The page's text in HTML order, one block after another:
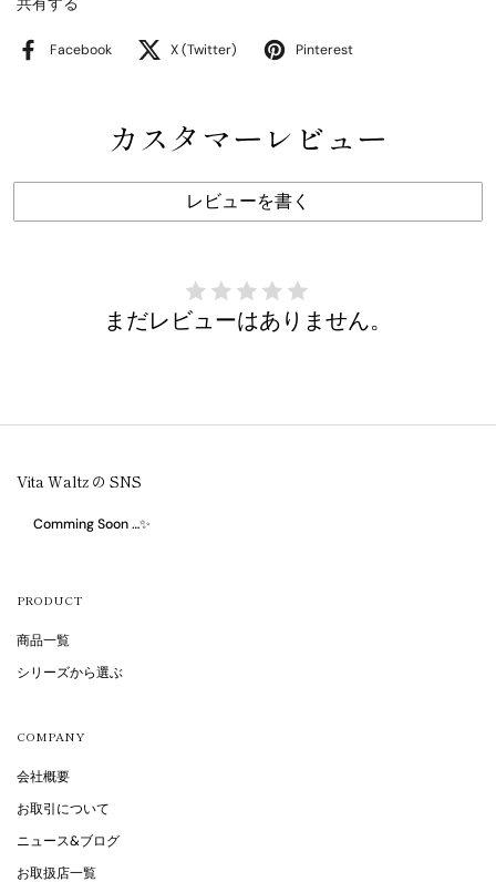
Facebook X (Twitter) Pinterest
カスタマーレビュー
レビューを書く
まだレビューはありません。
Vita Waltz の SNS
Comming Soon …✨
PRODUCT
商品一覧
シリーズから選ぶ
COMPANY
会社概要
お取引について
ニュース&ブログ
お取扱店一覧